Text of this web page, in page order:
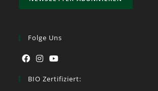
Folge Uns
BIO Zertifiziert: